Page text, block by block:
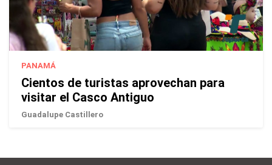
PANAMÁ
Cientos de turistas aprovechan para
visitar el Casco Antiguo
Guadalupe Castillero